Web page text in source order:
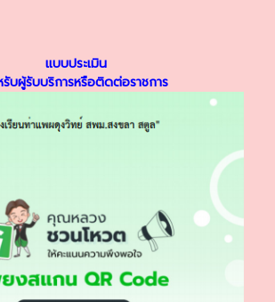
แบบประเมิน
รับผู้รับบริการหรือติดต่อราชการ